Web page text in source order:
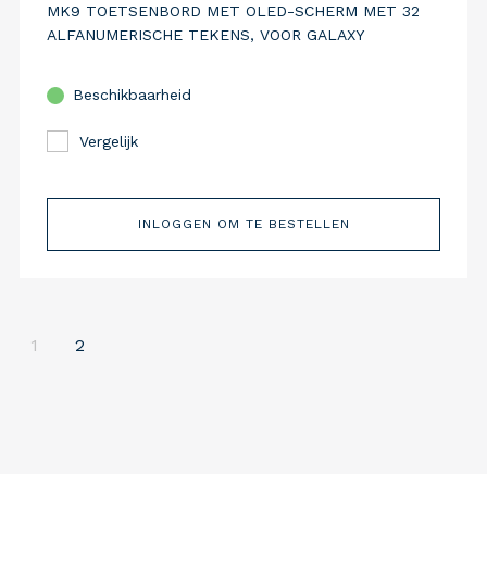
MK9 TOETSENBORD MET OLED-SCHERM MET 32
ALFANUMERISCHE TEKENS, VOOR GALAXY
Beschikbaarheid
Vergelijk
INLOGGEN OM TE BESTELLEN
1 2